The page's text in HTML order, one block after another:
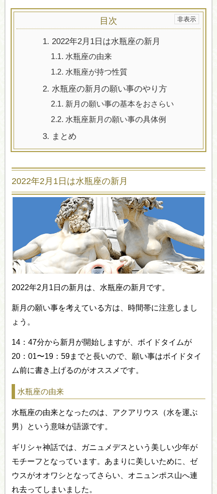
目次
1. 2022年2月1日は水瓶座の新月
1.1. 水瓶座の由来
1.2. 水瓶座が持つ性質
2. 水瓶座の新月の願い事のやり方
2.1. 新月の願い事の基本をおさらい
2.2. 水瓶座新月の願い事の具体例
3. まとめ
2022年2月1日は水瓶座の新月
2022年2月1日の新月は、水瓶座の新月です。
新月の願い事を考えている方は、時間帯に注意しまし
ょう。
14：47分から新月が開始しますが、ボイドタイムが
20：01〜19：59までと長いので、願い事はボイドタイ
ム前に書き上げるのがオススメです。
水瓶座の由来
水瓶座の由来となったのは、アクアリウス（水を運ぶ
男）という意味が語源です。
ギリシャ神話では、ガニュメデスという美しい少年が
モチーフとなっています。あまりに美しいために、ゼ
ウスがオオワシとなってさらい、オニュンポス山へ連
れ去ってしまいました。